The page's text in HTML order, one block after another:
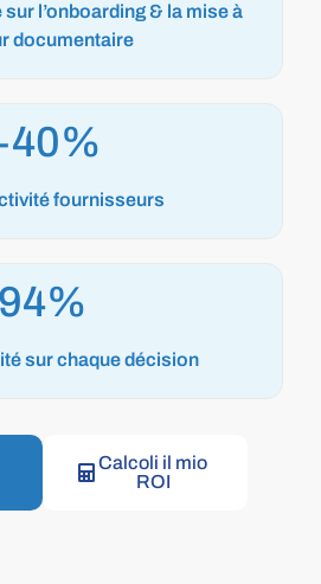
l’onboarding & la mise à
documentaire
fournisseurs
99%
sur chaque décision
Calcoli il mio
ROI